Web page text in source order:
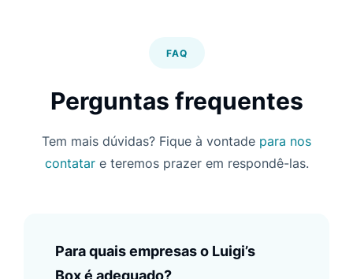
FAQ
Perguntas frequentes
Tem mais dúvidas? Fique à vontade para nos
contatare teremos prazer em respondê-las.
Para quais empresas o Luigi’s
Box é adequado?